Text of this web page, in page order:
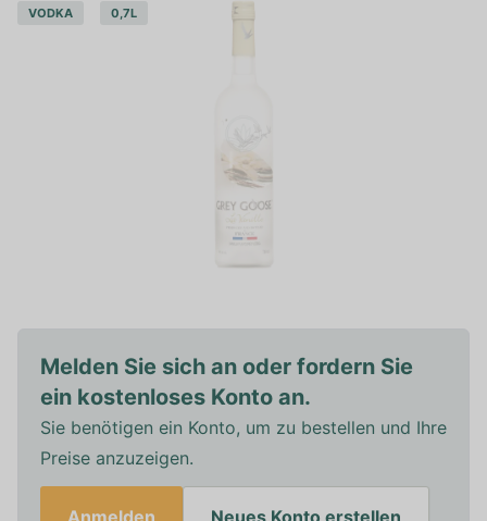
VODKA 0,7L
Melden Sie sich an oder fordern Sie
ein kostenloses Konto an.
Sie benötigen ein Konto, um zu bestellen und Ihre
Preise anzuzeigen.
Anmelden Neues Konto erstellen